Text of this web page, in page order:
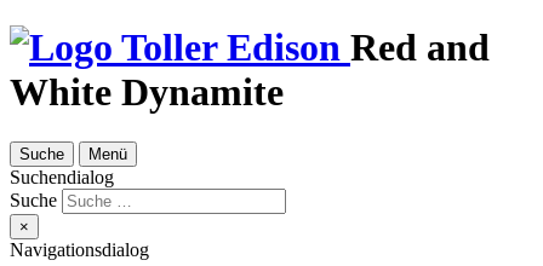
Red and
White Dynamite
Suche Menü
Suchendialog
Suche
×
Navigationsdialog